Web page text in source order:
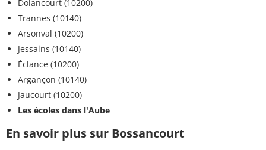
Dolancourt (10200)
Trannes (10140)
Arsonval (10200)
Jessains (10140)
Éclance (10200)
Argançon (10140)
Jaucourt (10200)
Les écoles dans l'Aube
En savoir plus sur Bossancourt